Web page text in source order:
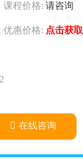
课程价格: 请咨询
优惠价格: 点击获取
在线咨询